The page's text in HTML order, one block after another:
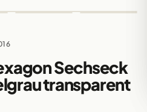
Sechseck
transparent